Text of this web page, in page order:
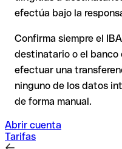
Recomendación: Verifica
transferencia con nuestro
de duda, confírmalo
precaución es
elevados o nuevas
efectúa bajo la
Confirma siempre el
destinatario o el
efectuar una
ninguno de los datos
de forma manual.
Abrir cuenta
Tarifas